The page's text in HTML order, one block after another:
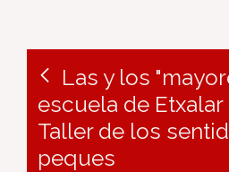
Las y los
escuela de
Taller de los
peques